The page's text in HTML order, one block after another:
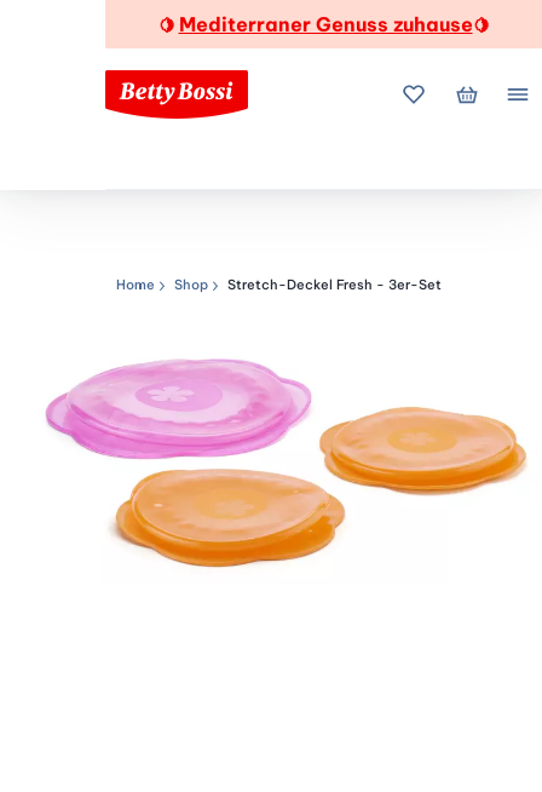
🍋 Mediterraner Genuss zuhause🍋
MeineMein
Navigationspfad
Home Shop Stretch-Deckel Fresh - 3er-Set